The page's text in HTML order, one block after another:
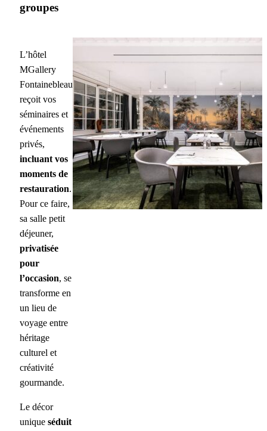
groupes
L’hôtel
MGallery
Fontainebleau
reçoit vos
séminaires et
événements
privés,
incluant vos
moments de
restauration.
Pour ce faire,
sa salle petit
déjeuner,
privatisée
pour
l’occasion, se
transforme en
un lieu de
voyage entre
héritage
culturel et
créativité
gourmande.
Le décor
unique séduit